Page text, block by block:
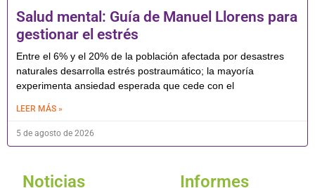
Salud mental: Guía de Manuel Llorens para
gestionar el estrés
Entre el 6% y el 20% de la población afectada por desastres
naturales desarrolla estrés postraumático; la mayoría
experimenta ansiedad esperada que cede con el
LEER MÁS »
5 de agosto de 2026
Noticias Informes